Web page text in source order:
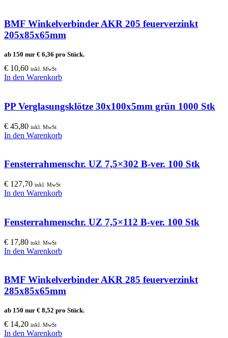
BMF Winkelverbinder AKR 205 feuerverzinkt
205x85x65mm
ab 150 nur € 6,36 pro Stück.
€ 10,60 inkl. MwSt
In den Warenkorb
PP Verglasungsklötze 30x100x5mm grün 1000 Stk
€ 45,80 inkl. MwSt
In den Warenkorb
Fensterrahmenschr. UZ 7,5×302 B-ver. 100 Stk
€ 127,70 inkl. MwSt
In den Warenkorb
Fensterrahmenschr. UZ 7,5×112 B-ver. 100 Stk
€ 17,80 inkl. MwSt
In den Warenkorb
BMF Winkelverbinder AKR 285 feuerverzinkt
285x85x65mm
ab 150 nur € 8,52 pro Stück.
€ 14,20 inkl. MwSt
In den Warenkorb